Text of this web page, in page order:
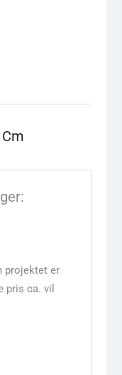
projektet er
pris ca. vil